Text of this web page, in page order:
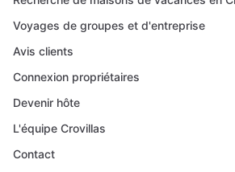
Voyages de groupes et d'entreprise
Avis clients
Connexion propriétaires
Devenir hôte
L'équipe Crovillas
Contact